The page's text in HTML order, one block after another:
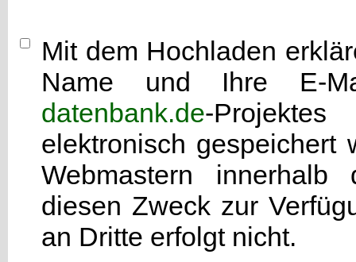
Mit dem Hochladen
Name und Ihre E-
datenbank.de-
elektronisch gespeichert
Webmastern
diesen Zweck zur
an Dritte erfolgt nicht.